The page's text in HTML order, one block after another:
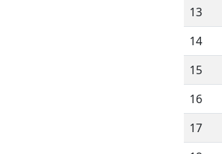
13
14
15
16
17